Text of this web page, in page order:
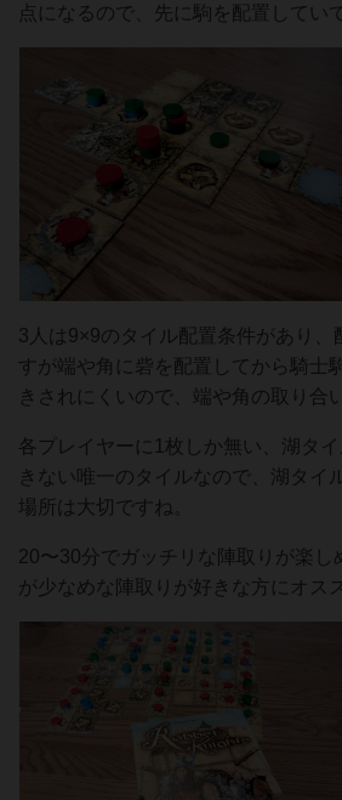
点になるので、先に駒を配置してい
3人は9×9のタイル配置条件があり、
すが端や角に砦を配置してから騎士
きされにくいので、端や角の取り合
各プレイヤーに1枚しか無い、湖タ
きない唯一のタイルなので、湖タイ
場所は大切ですね。
20〜30分でガッチリな陣取りが楽し
が少なめな陣取りが好きな方にオス